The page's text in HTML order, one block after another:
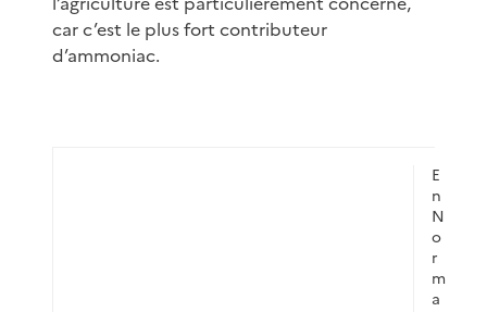
car c’est le plus fort contributeur
d’ammoniac.
E
n
N
o
r
m
a